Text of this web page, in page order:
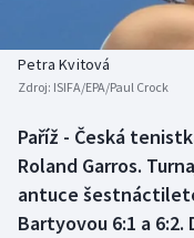
Basketbal
Biatlon
Boby a skeleton
Box
Historické návraty
Aplikace ČT sport
AZ kvíz
Petra Kvitová
Zdroj: ISIFA/EPA/Paul Crock
Paříž - Česká
Roland Garros.
antuce
Bartyovou 6:1 a